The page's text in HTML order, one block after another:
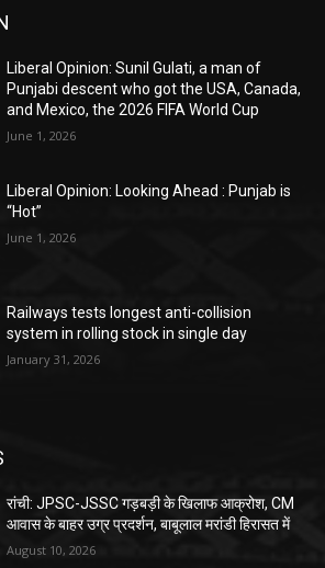
Liberal Opinion: Sunil Gulati, a man of
Punjabi descent who got the USA, Canada,
and Mexico, the 2026 FIFA World Cup
June 1, 2026
Liberal Opinion: Looking Ahead : Punjab is
“Hot”
June 1, 2026
Railways tests longest anti-collision
system in rolling stock in single day
January 31, 2026
रांची: JPSC-JSSC गड़बड़ी के खिलाफ आक्रोश, CM
आवास के बाहर उग्र प्रदर्शन, बाबूलाल मरांडी हिरासत में
August 10, 2026